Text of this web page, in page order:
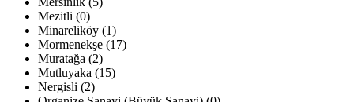
Mezitli (0)
Minareliköy (1)
Mormenekşe (17)
Muratağa (2)
Mutluyaka (15)
Nergisli (2)